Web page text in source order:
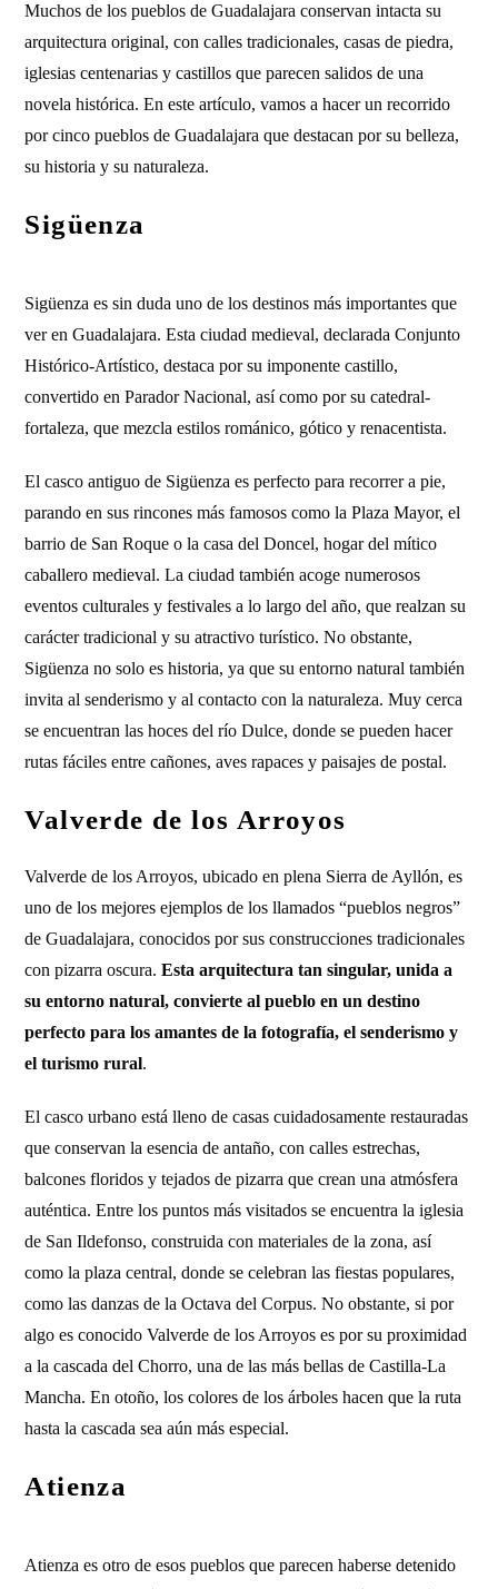
Muchos de los pueblos de Guadalajara conservan intacta su
arquitectura original, con calles tradicionales, casas de piedra,
iglesias centenarias y castillos que parecen salidos de una
novela histórica. En este artículo, vamos a hacer un recorrido
por cinco pueblos de Guadalajara que destacan por su belleza,
su historia y su naturaleza.
Sigüenza
Sigüenza es sin duda uno de los destinos más importantes que
ver en Guadalajara. Esta ciudad medieval, declarada Conjunto
Histórico-Artístico, destaca por su imponente castillo,
convertido en Parador Nacional, así como por su catedral-
fortaleza, que mezcla estilos románico, gótico y renacentista.
El casco antiguo de Sigüenza es perfecto para recorrer a pie,
parando en sus rincones más famosos como la Plaza Mayor, el
barrio de San Roque o la casa del Doncel, hogar del mítico
caballero medieval. La ciudad también acoge numerosos
eventos culturales y festivales a lo largo del año, que realzan su
carácter tradicional y su atractivo turístico. No obstante,
Sigüenza no solo es historia, ya que su entorno natural también
invita al senderismo y al contacto con la naturaleza. Muy cerca
se encuentran las hoces del río Dulce, donde se pueden hacer
rutas fáciles entre cañones, aves rapaces y paisajes de postal.
Valverde de los Arroyos
Valverde de los Arroyos, ubicado en plena Sierra de Ayllón, es
uno de los mejores ejemplos de los llamados “pueblos negros”
de Guadalajara, conocidos por sus construcciones tradicionales
con pizarra oscura.Esta arquitectura tan singular, unida a
su entorno natural, convierte al pueblo en un destino
perfecto para los amantes de la fotografía, el senderismo y
el turismo rural.
El casco urbano está lleno de casas cuidadosamente restauradas
que conservan la esencia de antaño, con calles estrechas,
balcones floridos y tejados de pizarra que crean una atmósfera
auténtica. Entre los puntos más visitados se encuentra la iglesia
de San Ildefonso, construida con materiales de la zona, así
como la plaza central, donde se celebran las fiestas populares,
como las danzas de la Octava del Corpus. No obstante, si por
algo es conocido Valverde de los Arroyos es por su proximidad
a la cascada del Chorro, una de las más bellas de Castilla-La
Mancha. En otoño, los colores de los árboles hacen que la ruta
hasta la cascada sea aún más especial.
Atienza
Atienza es otro de esos pueblos que parecen haberse detenido